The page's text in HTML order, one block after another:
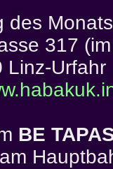
des
317 (im
Linz-Urfahr
BE